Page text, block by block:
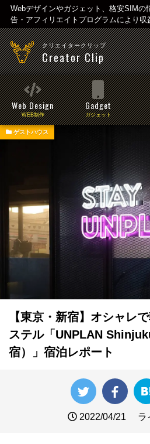
Webデザインやガジェット、格安SIMの
告・アフィリエイトプログラムにより収
クリエイタークリップ
Creator Clip
Web Design
WEB制作
Gadget
ガジェット
ゲストハウス
【東京・新宿】オシャレ
ステル「UNPLAN
宿）」宿泊レポート
2022/04/21 ラ